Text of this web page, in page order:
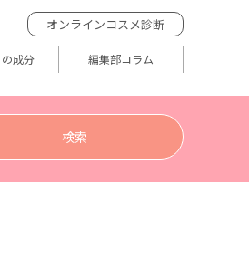
オンラインコスメ診断
成分 編集部コラム